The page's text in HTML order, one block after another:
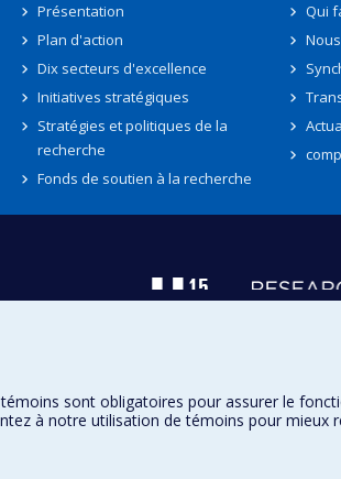
Présentation
Plan d'action
Dix secteurs d'excellence
Initiatives stratégiques
Stratégies et politiques de la
recherche
Fonds de soutien à la recherche
Qui
sont obligatoires pour assurer le
à notre utilisation de témoins pour mieux